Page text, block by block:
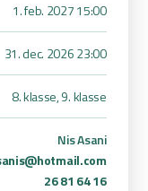
1. feb. 2027 15:00
31. dec. 2026 23:00
8. klasse, 9. klasse
Nis Asani
26 81 64 16